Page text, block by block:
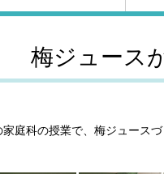
梅ジュース
庭科の授業で、梅ジュース